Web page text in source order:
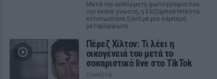
Μετά την αυθόρμητη φωτογραφία που
την έκανε γνωστή, η Ελίζαμπεθ Ντέστα
εντυπωσίασε ξανά με μια λαμπερή
μεταμόρφωση
Πέρεζ Χίλτον: Τι λέει η
οικογένειά του μετά το
σοκαριστικό live στο TikTok
ΣΉΜΕΡΑ